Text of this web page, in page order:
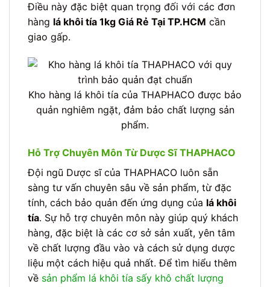
Điều này đặc biệt quan trọng đối với các đơn
hàng lá khôi tía 1kg Giá Rẻ Tại TP.HCM cần
giao gấp.
Kho hàng lá khôi tía của THAPHACO được bảo
quản nghiêm ngặt, đảm bảo chất lượng sản
phẩm.
Hỗ Trợ Chuyên Môn Từ Dược Sĩ THAPHACO
Đội ngũ Dược sĩ của THAPHACO luôn sẵn
sàng tư vấn chuyên sâu về sản phẩm, từ đặc
tính, cách bảo quản đến ứng dụng của lá khôi
tía. Sự hỗ trợ chuyên môn này giúp quý khách
hàng, đặc biệt là các cơ sở sản xuất, yên tâm
về chất lượng đầu vào và cách sử dụng dược
liệu một cách hiệu quả nhất. Để tìm hiểu thêm
về sản phẩm lá khôi tía sấy khô chất lượng